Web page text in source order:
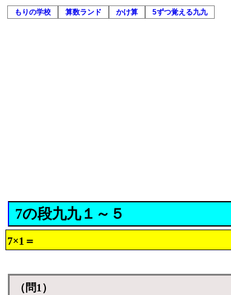
もりの学校 算数ランド かけ算 5ずつ覚える九九
7の段九九１～５
7×1＝
（問1）